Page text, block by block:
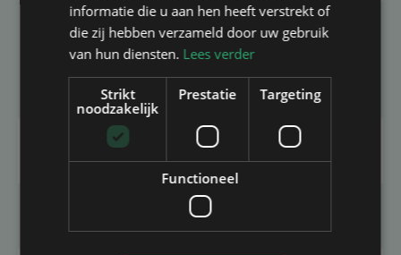
Dak – Thermische
isolatie van het dak of
de zolderruimte met
65 €/m2
Dak – Thermische
isolatie van het dak
50 €/m2
en afvoersysteem
100€
informatie die u aan hen heeft verstrekt of
die zij hebben verzameld door uw gebruik
van hun diensten. Lees verder
Strikt
noodzakelijk
Prestatie Targeting
Functioneel